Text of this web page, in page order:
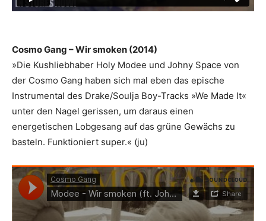
Cosmo Gang – Wir smoken (2014)
»Die Kushliebhaber Holy Modee und Johny Space von
der Cosmo Gang haben sich mal eben das epische
Instrumental des Drake/Soulja Boy-Tracks »We Made It«
unter den Nagel gerissen, um daraus einen
energetischen Lobgesang auf das grüne Gewächs zu
basteln. Funktioniert super.« (ju)